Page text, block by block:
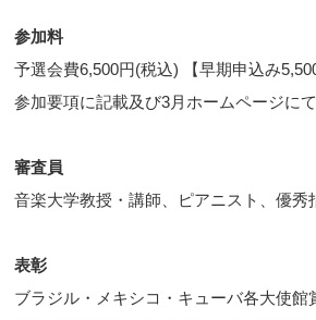
参加料
予選会費6,500円(税込) 【早期申込み
参加要項に記載及び3月ホームページに
審査員
音楽大学教授・講師、ピアニスト、優秀
表彰
ブラジル・メキシコ・キューバ各大使館